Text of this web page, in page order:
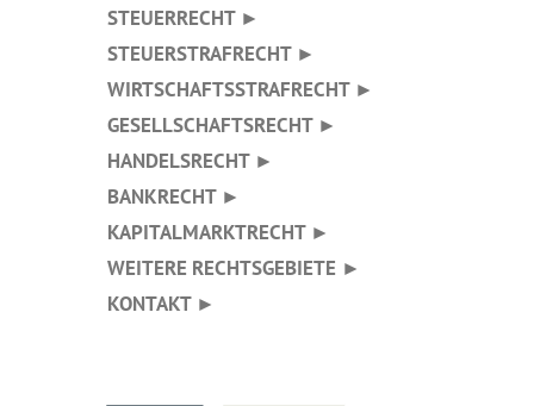
STEUERRECHT ►
STEUERSTRAFRECHT ►
WIRTSCHAFTSSTRAFRECHT ►
GESELLSCHAFTSRECHT ►
HANDELSRECHT ►
BANKRECHT ►
KAPITALMARKTRECHT ►
WEITERE RECHTSGEBIETE ►
KONTAKT ►